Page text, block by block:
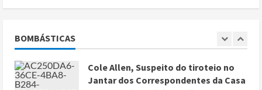
BOMBÁSTICAS
2 Posted on 3 months ago